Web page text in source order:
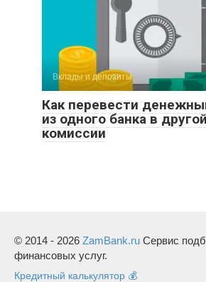
Вклады и депозиты
Как перевести
из одного банка в
комиссии
© 2014 - 2026 ZamBank.ru Сервис
финансовых услуг.
Кредитный калькулятор 💰